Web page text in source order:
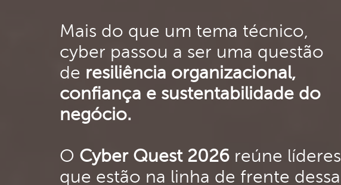
Mais do que um tema técnico,
cyber passou a ser uma questão
de resiliência organizacional,
confiança e sustentabilidade do
negócio.
O Cyber Quest 2026 reúne líderes
que estão na linha de frente dessa